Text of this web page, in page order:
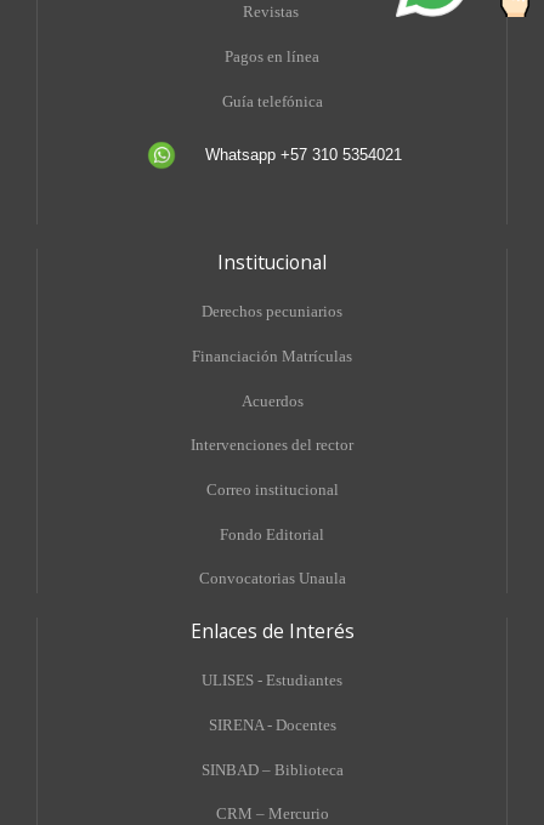
Revistas
Pagos en línea
Guía telefónica
Whatsapp +57 310 5354021
Institucional
Derechos pecuniarios
Financiación Matrículas
Acuerdos
Intervenciones del rector
Correo institucional
Fondo Editorial
Convocatorias Unaula
Enlaces de Interés
ULISES - Estudiantes
SIRENA - Docentes
SINBAD – Biblioteca
CRM – Mercurio